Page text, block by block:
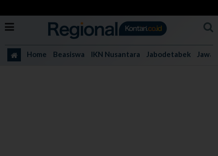
Home Beasiswa IKN Nusantara Jabodetabek Jawa